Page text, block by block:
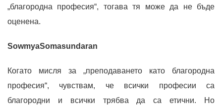
„благородна професия“, тогава тя може да не бъде
оценена.
SowmyaSomasundaran
Когато мисля за „преподаването като благородна
професия“, чувствам, че всички професии са
благородни и всички трябва да са етични. Но